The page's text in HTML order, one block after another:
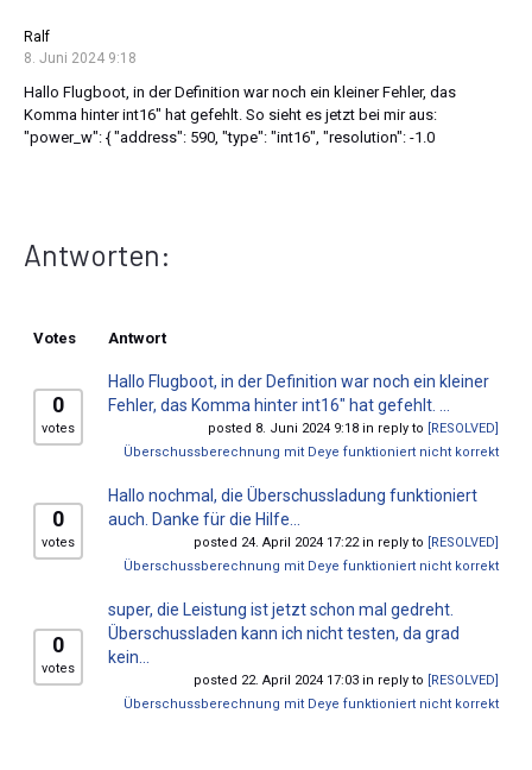
Ralf
8. Juni 2024 9:18
Hallo Flugboot, in der Definition war noch ein kleiner Fehler, das
Komma hinter int16" hat gefehlt. So sieht es jetzt bei mir aus:
"power_w": { "address": 590, "type": "int16", "resolution": -1.0
Antworten:
Votes Antwort
0
votes
Hallo Flugboot, in der Definition war noch ein kleiner
Fehler, das Komma hinter int16" hat gefehlt. ...
posted 8. Juni 2024 9:18 in reply to [RESOLVED]
Überschussberechnung mit Deye funktioniert nicht korrekt
0
votes
Hallo nochmal, die Überschussladung funktioniert
auch. Danke für die Hilfe...
posted 24. April 2024 17:22 in reply to [RESOLVED]
Überschussberechnung mit Deye funktioniert nicht korrekt
0
votes
super, die Leistung ist jetzt schon mal gedreht.
Überschussladen kann ich nicht testen, da grad
kein...
posted 22. April 2024 17:03 in reply to [RESOLVED]
Überschussberechnung mit Deye funktioniert nicht korrekt